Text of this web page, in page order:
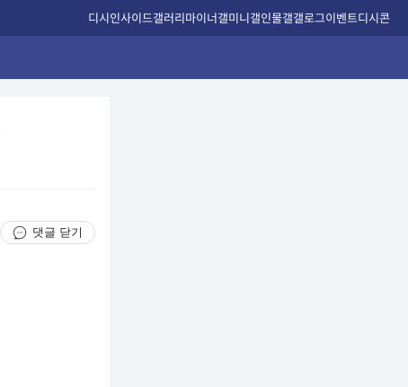
디시인사이드갤러리마이너갤미니갤인물갤갤로그이벤트디시콘
댓글 닫기